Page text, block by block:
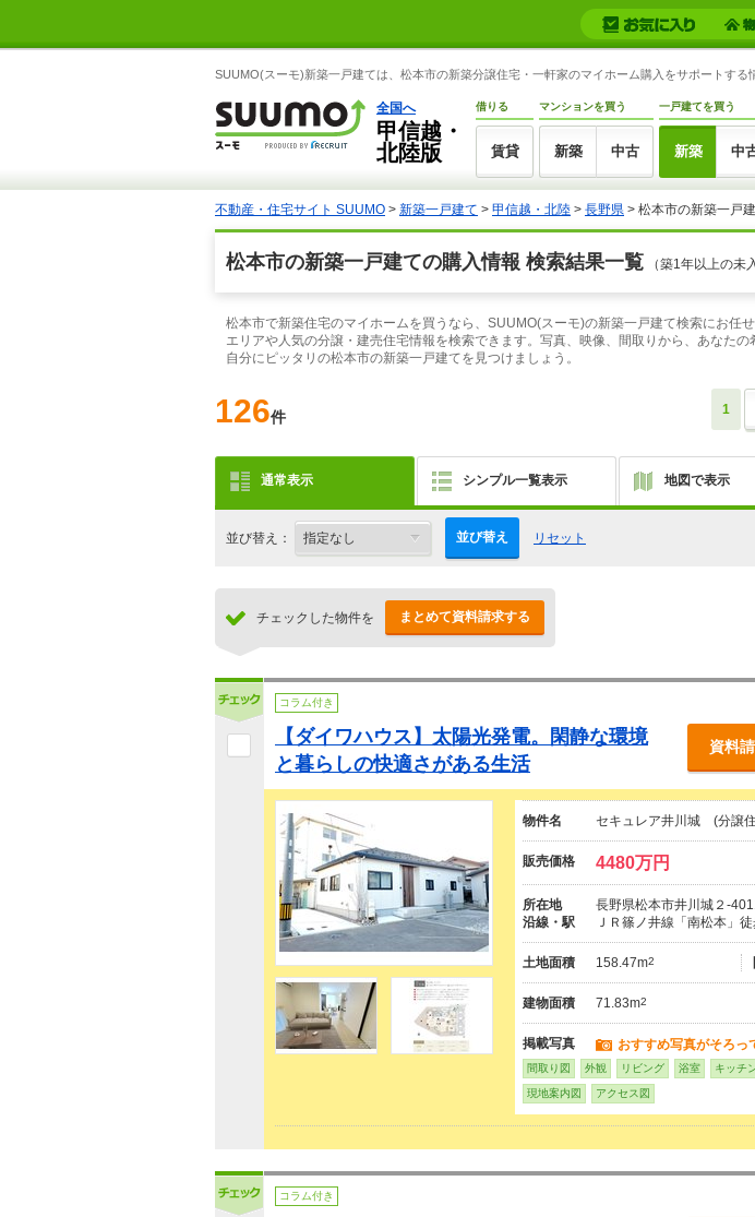
SUUMO(スーモ)新築一戸建ては、松本市の新築分譲住宅・一軒家のマイホーム購入をサポートする
全国へ
甲信越・
北陸版
借りる
賃貸
マンションを買う
新築 中古
一戸建てを買う
新築 中
不動産・住宅サイト SUUMO > 新築一戸建て > 甲信越・北陸 > 長野県 > 松本市の新築一戸
松本市の新築一戸建ての購入情報 検索結果一覧 （築1年以上の未
松本市で新築住宅のマイホームを買うなら、SUUMO(スーモ)の新築一戸建て検索にお任
エリアや人気の分譲・建売住宅情報を検索できます。写真、映像、間取りから、あなた
自分にピッタリの松本市の新築一戸建てを見つけましょう。
126件 1
通常表示 シンプル一覧表示 地図で表示
並び替え： 並び替え リセット
チェックした物件を まとめて資料請求する
コラム付き
【ダイワハウス】太陽光発電。閑静な環境
と暮らしの快適さがある生活
資料
物件名 セキュレア井川城 (分譲住
販売価格 4480万円
所在地
長野県松本市井川城２-
沿線・駅
ＪＲ篠ノ井線「南松本」
土地面積 158.47m2
建物面積 71.83m2
掲載写真 おすすめ写真がそろっ
間取り図 外観 リビング 浴室 キッチ
現地案内図 アクセス図
コラム付き